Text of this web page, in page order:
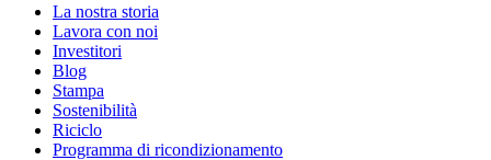
La nostra storia
Lavora con noi
Investitori
Blog
Stampa
Sostenibilità
Riciclo
Programma di ricondizionamento